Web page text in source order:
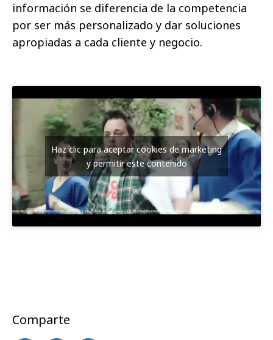
información se diferencia de la competencia
por ser más personalizado y dar soluciones
apropiadas a cada cliente y negocio.
Haz clic para aceptar cookies de marketing
y permitir este contenido
Comparte